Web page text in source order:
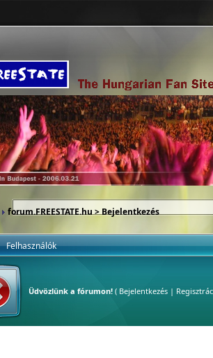
forum.FREESTATE.hu> Bejelentkezés
Felhasználók
Üdvözlünk a fórumon!( Bejelentkezés|